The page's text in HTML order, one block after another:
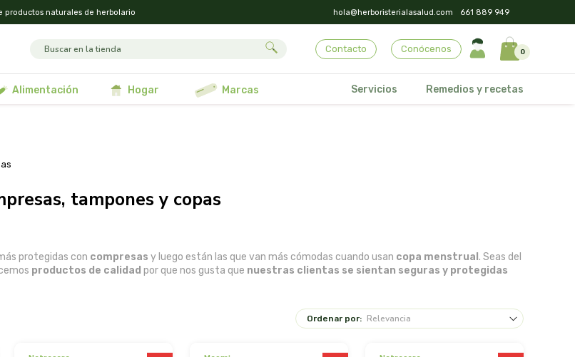
productos naturales de herbolario hola@herboristerialasalud.com 661 889 949
Contacto Conócenos 0
alimentación hogar marcas Servicios Remedios y recetas
tampones y copas
protegidas con compresas y luego están las que van más cómodas cuando usan copa menstrual . Seas del
productos de calidad por que nos gusta que nuestras clientas se sientan seguras y protegidas
Ordenar por: